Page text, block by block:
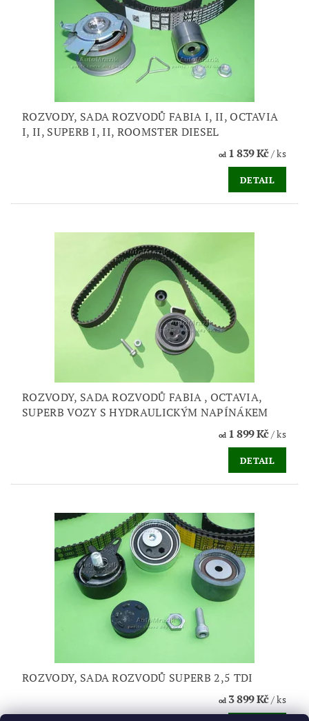
ROZVODY, SADA ROZVODŮ FABIA I, II, OCTAVIA
I, II, SUPERB I, II, ROOMSTER DIESEL
od1 839 Kč/ ks
DETAIL
ROZVODY, SADA ROZVODŮ FABIA , OCTAVIA,
SUPERB VOZY S HYDRAULICKÝM NAPÍNÁKEM
od1 899 Kč/ ks
DETAIL
ROZVODY, SADA ROZVODŮ SUPERB 2,5 TDI
od3 899 Kč/ ks